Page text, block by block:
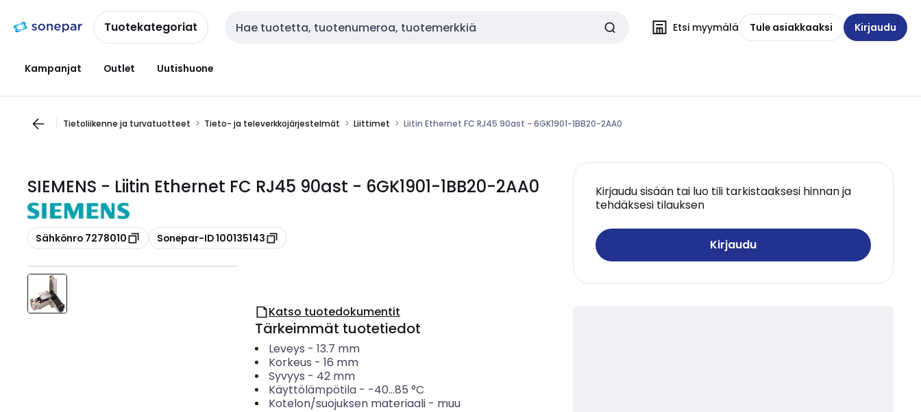
navigointiinsisältöönTuotekategoriat Haku Etsi myymälä Tule asiakkaaksi Kirjaudu
Kampanjat Outlet Uutishuone
Tietoliikenne ja turvatuotteet Tieto- ja televerkkojärjestelmät Liittimet Liitin Ethernet FC RJ45 90ast - 6GK1901-1BB20-2AA0
SIEMENS - Liitin Ethernet FC RJ45 90ast - 6GK1901-1BB20-2AA0
Kopioi
Sähkönro 7278010 Kopioi
Sonepar-ID 100135143
Kirjaudu sisään tai luo tili tarkistaaksesi hinnan ja
tehdäksesi tilauksen
Kirjaudu
Katso tuotedokumentit
Tärkeimmät tuotetiedot
Leveys - 13.7 mm
Korkeus - 16 mm
Syvyys - 42 mm
Käyttölämpötila- -40...85 °C
Kotelon/suojuksen materiaali- muu